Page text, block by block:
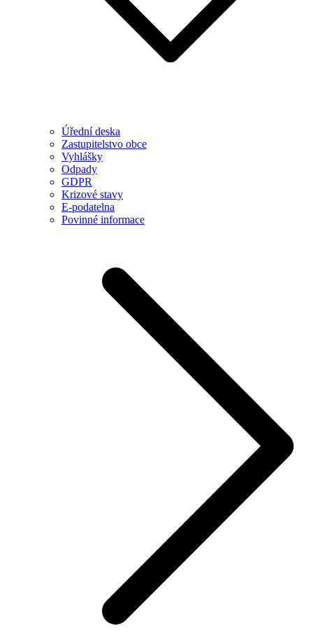
Úřední deska
Zastupitelstvo obce
Vyhlášky
Odpady
GDPR
Krizové stavy
E-podatelna
Povinné informace